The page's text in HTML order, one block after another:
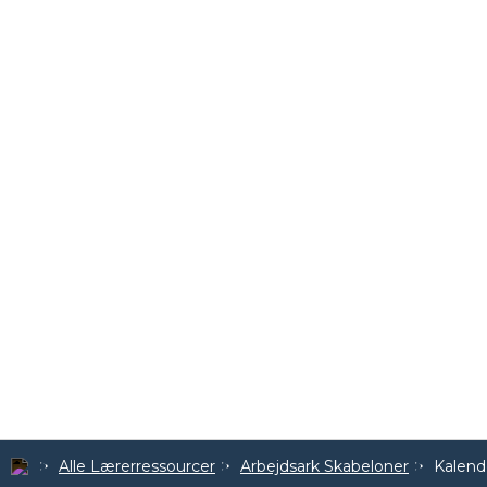
Alle Lærerressourcer Arbejdsark Skabeloner